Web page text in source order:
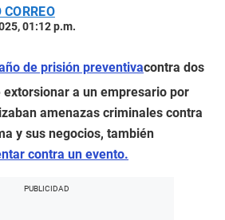
01:12 p.m.
de prisión preventivacontra dos
extorsionar a un empresario por
amenazas criminales contra
y sus negocios, también
contra un evento.